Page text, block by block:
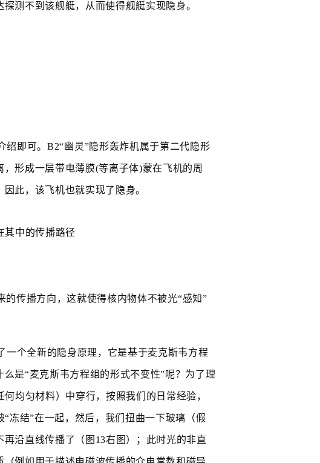
测不到该舰艇，从而使得舰艇实现隐身。
绍即可。B2“幽灵”隐形轰炸机属于第二代隐形
，形成一层带电薄膜(等离子体)蒙在飞机的周
此，该飞机也就实现了隐身。
其中的传播路径
传播方向，这就使得核内物体不被光“感知”
一个全新的隐身原理，它是基于麦克斯韦方程
是“麦克斯韦方程组的形式不变性”呢？为了理
均匀材料）中穿行，按照我们的日常经验，
冻结”在一起，然后，我们扭曲一下玻璃（假
沿直线传播了（图 13右图）；此时光的非直